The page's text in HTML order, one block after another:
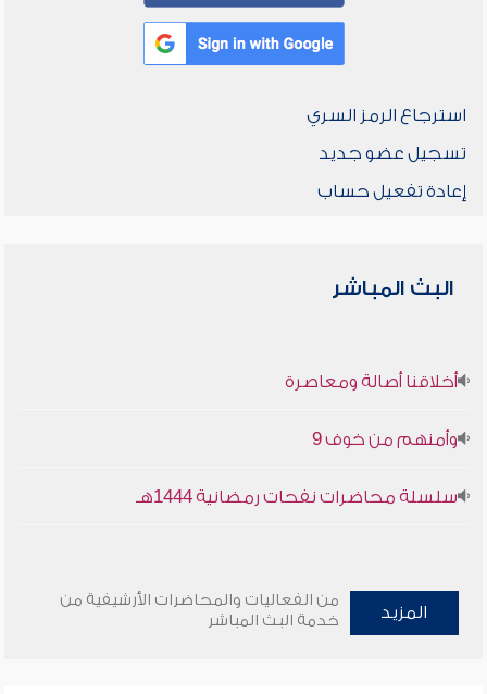
استرجاع الرمز السري
تسجيل عضو جديد
إعادة تفعيل حساب
البث المباشر
أخلاقنا أصالة ومعاصرة
وأمنهم من خوف 9
سلسلة محاضرات نفحات رمضانية 1444هـ
المزيد
من الفعاليات والمحاضرات الأرشيفية من
خدمة البث المباشر